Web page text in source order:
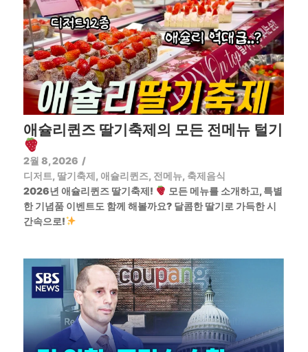
애슐리퀸즈 딸기축제의 모든 전메뉴 털기
2월 8, 2026 /
디저트, 딸기축제, 애슐리퀸즈, 전메뉴, 축제음식
2026년 애슐리퀸즈 딸기축제!
모든 메뉴를 소개하고, 특별
한 기념품 이벤트도 함께 해볼까요? 달콤한 딸기로 가득한 시
간속으로!